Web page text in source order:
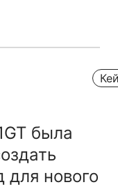
была
нового